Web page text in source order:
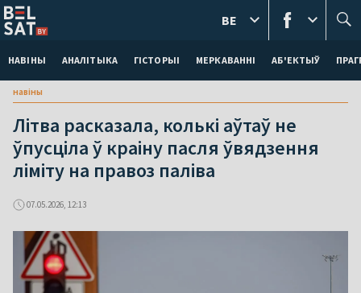
НАВІНЫ АНАЛІТЫКА ГІСТОРЫІ МЕРКАВАННI АБ'ЕКТЫЎ
BE
навіны
Літва расказала, колькі аўтаў не
ўпусціла ў краіну пасля ўвядзення
ліміту на правоз паліва
07.05.2026, 12:13